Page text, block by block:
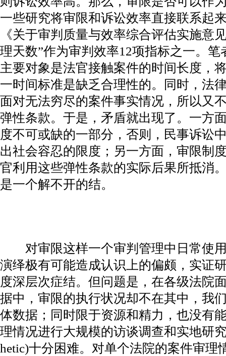
一些研究将审限和诉讼效率直接联系起
《关于审判质量与效率综合评估实施意
理天数”作为审判效率12项指标之一。
主要对象是法官接触案件的时间长度，
一时间标准是缺乏合理性的。同时，法
面对无法穷尽的案件事实情况，所以又
弹性条款。于是，矛盾就出现了。一方
度不可或缺的一部分，否则，民事诉讼
出社会容忍的限度；另一方面，审限制
官利用这些弹性条款的实际后果所抵消
是一个解不开的结。
对审限这样一个审判管理中日常使用
演绎极有可能造成认识上的偏颇，实证
度深层次症结。但问题是，在各级法院
据中，审限的执行状况却不在其中，我
体数据；同时限于资源和精力，也没有
理情况进行大规模的访谈调查和实地研
hetic)十分困难。对单个法院的案件审理